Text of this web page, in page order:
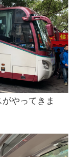
やってきま